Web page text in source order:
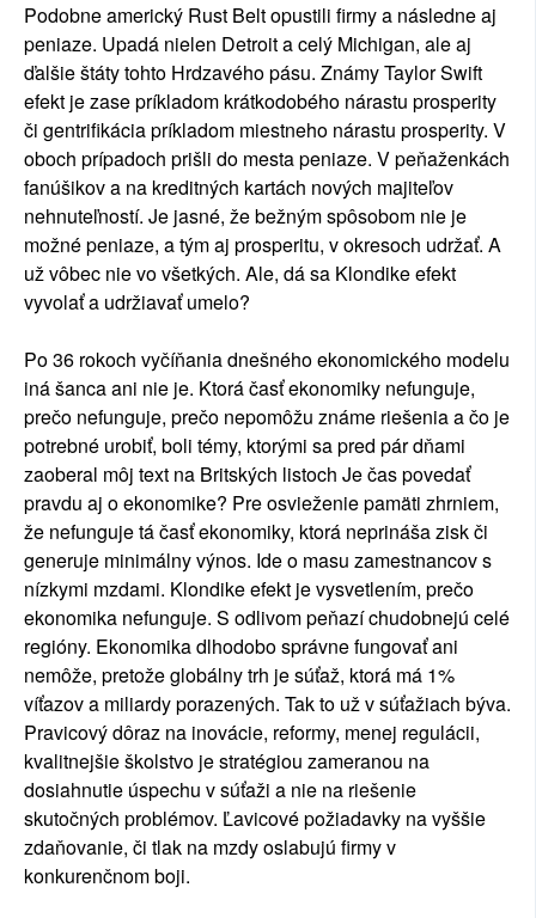
Podobne americký Rust Belt opustili firmy a následne aj
peniaze. Upadá nielen Detroit a celý Michigan, ale aj
ďalšie štáty tohto Hrdzavého pásu. Známy Taylor Swift
efekt je zase príkladom krátkodobého nárastu prosperity
či gentrifikácia príkladom miestneho nárastu prosperity. V
oboch prípadoch prišli do mesta peniaze. V peňaženkách
fanúšikov a na kreditných kartách nových majiteľov
nehnuteľností. Je jasné, že bežným spôsobom nie je
možné peniaze, a tým aj prosperitu, v okresoch udržať. A
už vôbec nie vo všetkých. Ale, dá sa Klondike efekt
vyvolať a udržiavať umelo?
Po 36 rokoch vyčíňania dnešného ekonomického modelu
iná šanca ani nie je. Ktorá časť ekonomiky nefunguje,
prečo nefunguje, prečo nepomôžu známe riešenia a čo je
potrebné urobiť, boli témy, ktorými sa pred pár dňami
zaoberal môj text na Britských listoch Je čas povedať
pravdu aj o ekonomike? Pre osvieženie pamäti zhrniem,
že nefunguje tá časť ekonomiky, ktorá neprináša zisk či
generuje minimálny výnos. Ide o masu zamestnancov s
nízkymi mzdami. Klondike efekt je vysvetlením, prečo
ekonomika nefunguje. S odlivom peňazí chudobnejú celé
regióny. Ekonomika dlhodobo správne fungovať ani
nemôže, pretože globálny trh je súťaž, ktorá má 1%
víťazov a miliardy porazených. Tak to už v súťažiach býva.
Pravicový dôraz na inovácie, reformy, menej regulácii,
kvalitnejšie školstvo je stratégiou zameranou na
dosiahnutie úspechu v súťaži a nie na riešenie
skutočných problémov. Ľavicové požiadavky na vyššie
zdaňovanie, či tlak na mzdy oslabujú firmy v
konkurenčnom boji.